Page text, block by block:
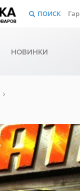
ПОИСК
НОВИНКИ
›